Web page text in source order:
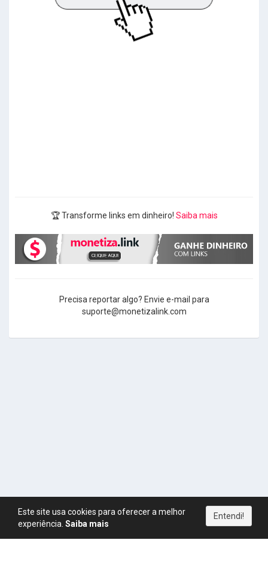
🏆 Transforme links em dinheiro! Saiba mais
Precisa reportar algo? Envie e-mail para
suporte@monetizalink.com
Este site usa cookies para oferecer a melhor
experiência. Saiba mais
Entendi!